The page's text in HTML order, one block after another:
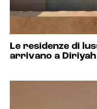
Le residenze di
arrivano a Diriyah